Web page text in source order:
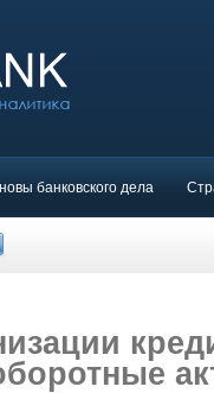
банковского дела